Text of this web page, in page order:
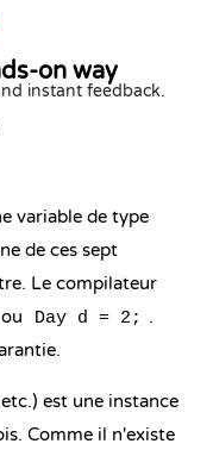
on way
instant feedback.
variable de type
de ces sept
Le compilateur
ou Day d = 2; .
est une instance
Comme il n'existe